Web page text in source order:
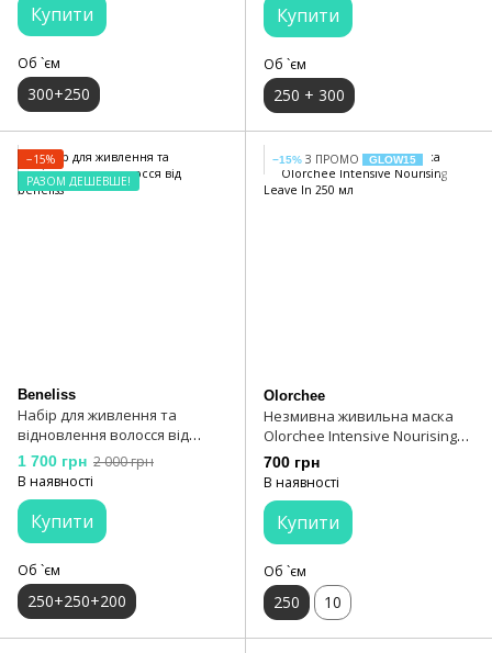
Купити
Об `єм
300+250
Купити
Об `єм
250 + 300
−15%
РАЗОМ ДЕШЕВШЕ!
Beneliss
Набір для живлення та
відновлення волосся від
beneliss
1 700 грн 2 000 грн
В наявності
Купити
Об `єм
250+250+200
−15% З ПРОМО GLOW15
Olorchee
Незмивна живильна маска
Olorchee Intensive Nourising
Leave In 250 мл
700 грн
В наявності
Купити
Об `єм
250 10